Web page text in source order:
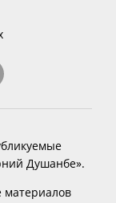
Душанбе».
материалов